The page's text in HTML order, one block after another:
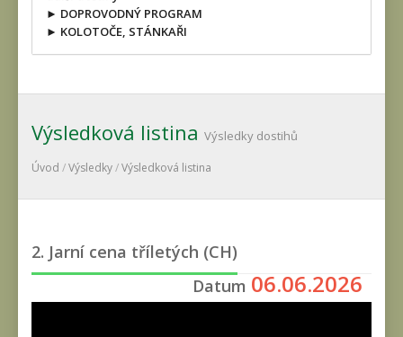
► DOPROVODNÝ PROGRAM
► KOLOTOČE, STÁNKAŘI
Výsledková listina Výsledky dostihů
Úvod /Výsledky/Výsledková listina
2. Jarní cena tříletých (CH)
Datum 06.06.2026